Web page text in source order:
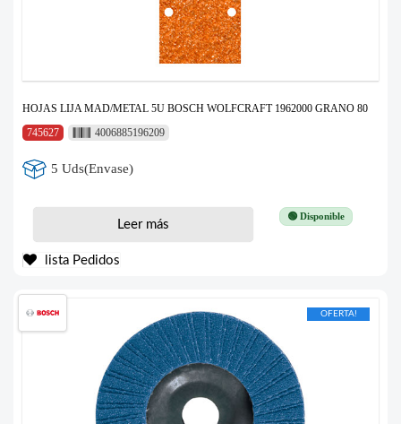
HOJAS LIJA MAD/METAL 5U BOSCH WOLFCRAFT 1962000 GRANO 80
745627
4006885196209
5 Uds(Envase)
🟢 Disponible
Leer más
lista Pedidos
OFERTA!